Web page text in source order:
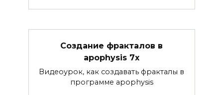
Создание фракталов в
apophysis 7x
Видеоурок, как создавать фракталы в
программе apophysis